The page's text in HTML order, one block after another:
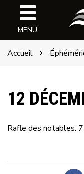
Gestion des traceurs
MENU
l'ARC
Accueil
12
Rafle des notables.